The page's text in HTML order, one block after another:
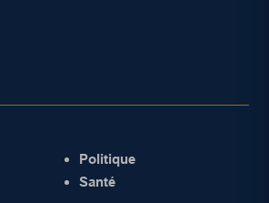
Politique
Santé